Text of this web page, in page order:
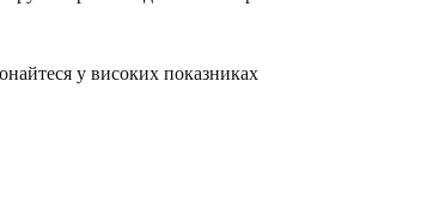
у високих показниках